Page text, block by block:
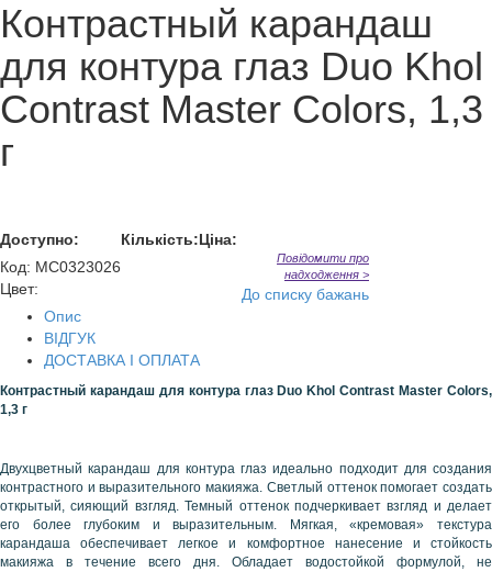
Контрастный карандаш
для контура глаз Duo Khol
Contrast Master Colors, 1,3
г
Доступно: Кількість:Ціна:
Код: MC0323026
Цвет:
Повідомити про
надходження >
До списку бажань
Опис
ВІДГУК
ДОСТАВКА І ОПЛАТА
Контрастный карандаш для контура глаз Duo KholContrast MasterColors,
1,3 г
Двухцветный карандаш для контура глаз идеально подходит для создания
контрастного и выразительного макияжа. Светлый оттенок помогает создать
открытый, сияющий взгляд. Темный оттенок подчеркивает взгляд и делает
его более глубоким и выразительным. Мягкая, «кремовая» текстура
карандаша обеспечивает легкое и комфортное нанесение и стойкость
макияжа в течение всего дня. Обладает водостойкой формулой, не